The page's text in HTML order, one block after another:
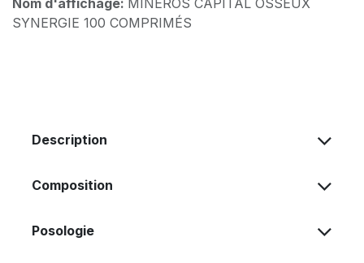
SYNERGIE 100 COMPRIMÉS
Description
Composition
Posologie